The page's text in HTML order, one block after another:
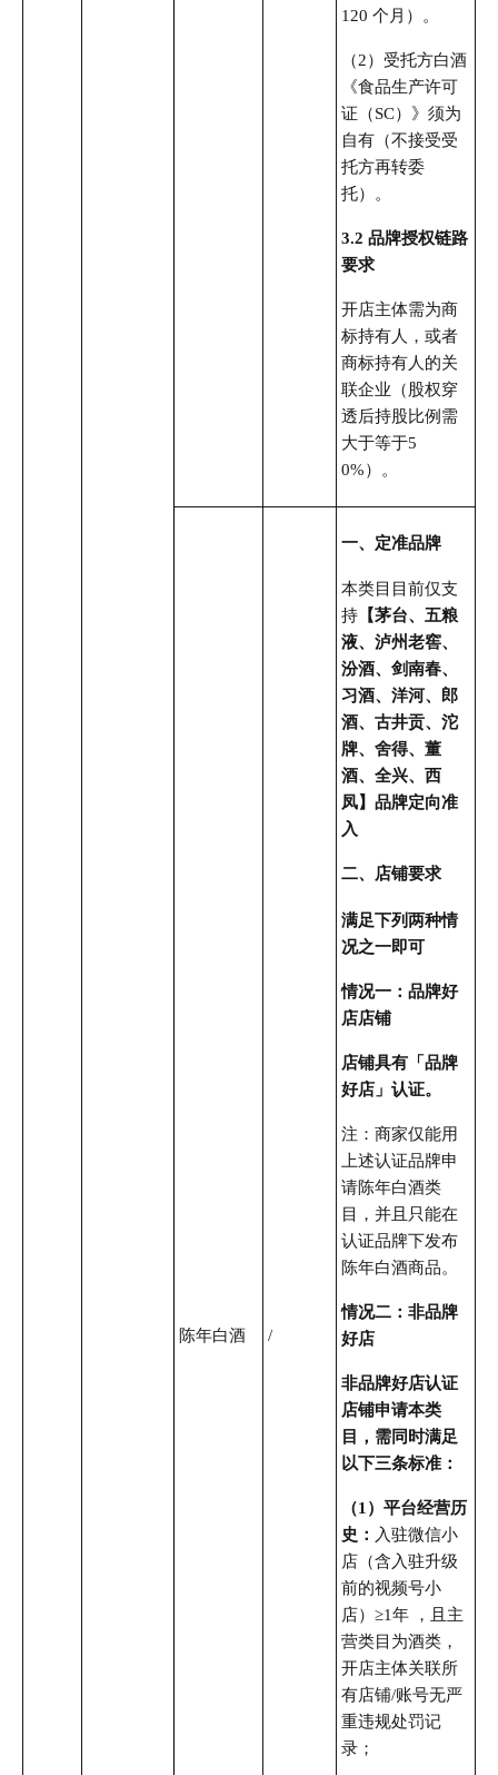
120 个月）。
（2）受托方白酒
《食品生产许可
证（SC）》须为
自有（不接受受
托方再转委
托）。
3.2 品牌授权链路
要求
开店主体需为商
标持有人，或者
商标持有人的关
联企业（股权穿
透后持股比例需
大于等于5
0%）。
陈年白酒 /
一、定准品牌
本类目目前仅支
持 【茅台、五粮
液、泸州老窖、
汾酒、剑南春、
习酒、洋河、郎
酒、古井贡、沱
牌、舍得、董
酒、全兴、西
凤】品牌定向准
入
二、店铺要求
满足下列两种情
况之一即可
情况一：品牌好
店店铺
店铺具有「品牌
好店」认证。
注：商家仅能用
上述认证品牌申
请陈年白酒类
目，并且只能在
认证品牌下发布
陈年白酒商品。
情况二：非品牌
好店
非品牌好店认证
店铺申请本类
目，需同时满足
以下三条标准：
（1）平台经营历
史： 入驻微信小
店（含入驻升级
前的视频号小
店）≥1年 ，且主
营类目为酒类，
开店主体关联所
有店铺/账号无严
重违规处罚记
录；